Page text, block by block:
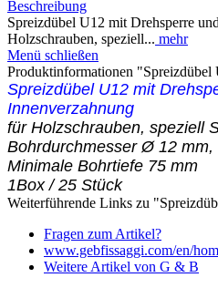
Beschreibung
Spreizdübel U12 mit Drehsperre
Holzschrauben, speziell... mehr
Menü schließen
Produktinformationen "Spreizdübel
Spreizdübel U12 mit
Innenverzahnung
für Holzschrauben, speziell
Bohrdurchmesser Ø 12 mm,
Minimale Bohrtiefe 75 mm
1Box / 25 Stück
Weiterführende Links zu
Fragen zum Artikel?
www.gebfissaggi.com/en/
Weitere Artikel von G & B